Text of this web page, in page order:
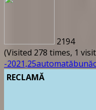
2194
(Visited 278 times, 1
-2021,25automatăbună
RECLAMĂ